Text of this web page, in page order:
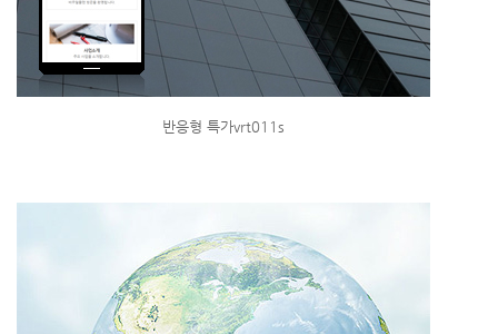
반응형 특가vrt011s